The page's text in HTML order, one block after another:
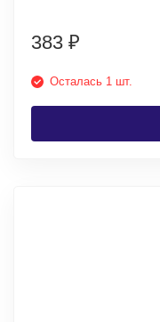
383 ₽
Осталась 1 шт.